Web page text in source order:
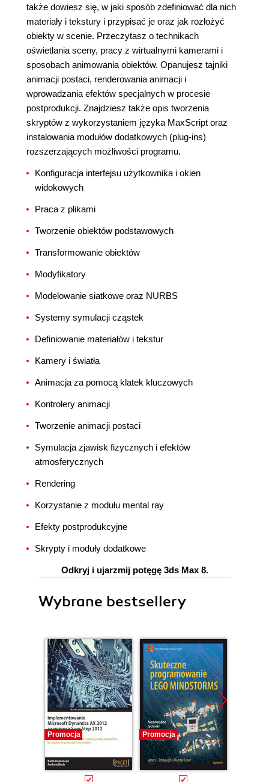
także dowiesz się, w jaki sposób zdefiniować dla nich
materiały i tekstury i przypisać je oraz jak rozłożyć
obiekty w scenie. Przeczytasz o technikach
oświetlania sceny, pracy z wirtualnymi kamerami i
sposobach animowania obiektów. Opanujesz tajniki
animacji postaci, renderowania animacji i
wprowadzania efektów specjalnych w procesie
postprodukcji. Znajdziesz także opis tworzenia
skryptów z wykorzystaniem języka MaxScript oraz
instalowania modułów dodatkowych (plug-ins)
rozszerzających możliwości programu.
Konfiguracja interfejsu użytkownika i okien
widokowych
Praca z plikami
Tworzenie obiektów podstawowych
Transformowanie obiektów
Modyfikatory
Modelowanie siatkowe oraz NURBS
Systemy symulacji cząstek
Definiowanie materiałów i tekstur
Kamery i światła
Animacja za pomocą klatek kluczowych
Kontrolery animacji
Tworzenie animacji postaci
Symulacja zjawisk fizycznych i efektów
atmosferycznych
Rendering
Korzystanie z modułu mental ray
Efekty postprodukcyjne
Skrypty i moduły dodatkowe
Odkryj i ujarzmij potęgę 3ds Max 8.
Wybrane bestsellery
Promocja Promocja